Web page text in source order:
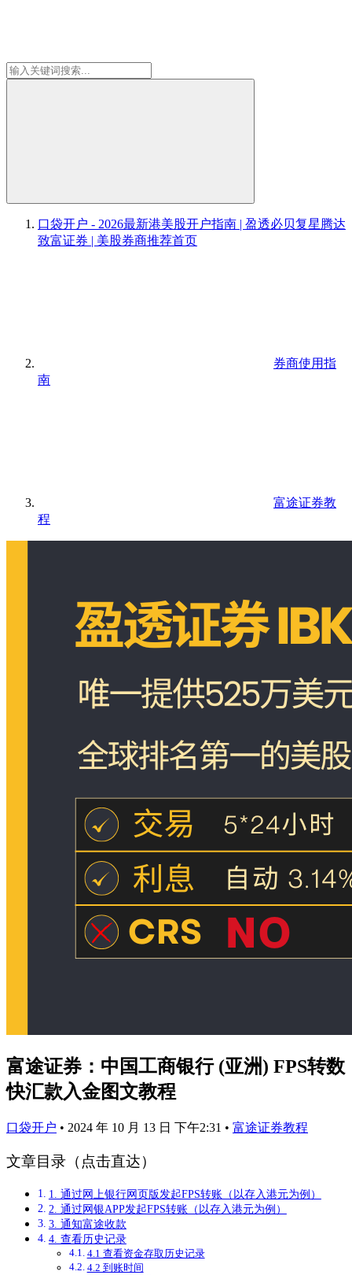
口袋开户 - 2026最新港美股开户指南 | 盈透必贝复星腾达
致富证券 | 美股券商推荐首页
券商使用指
南
富途证券教
程
富途证券：中国工商银行 (亚洲) FPS转数
快汇款入金图文教程
口袋开户 • 2024 年 10 月 13 日 下午2:31 • 富途证券教程
文章目录（点击直达）
1. 通过网上银行网页版发起FPS转账（以存入港元为例）
2. 通过网银APP发起FPS转账（以存入港元为例）
3. 通知富途收款
4. 查看历史记录
4.1 查看资金存取历史记录
4.2 到账时间